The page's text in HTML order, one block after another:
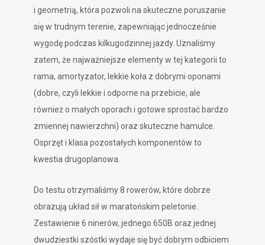
i geometrią, która pozwoli na skuteczne poruszanie
się w trudnym terenie, zapewniając jednocześnie
wygodę podczas kilkugodzinnej jazdy. Uznaliśmy
zatem, że najważniejsze elementy w tej kategorii to
rama, amortyzator, lekkie koła z dobrymi oponami
(dobre, czyli lekkie i odporne na przebicie, ale
również o małych oporach i gotowe sprostać bardzo
zmiennej nawierzchni) oraz skuteczne hamulce.
Osprzęt i klasa pozostałych komponentów to
kwestia drugoplanowa.
Do testu otrzymaliśmy 8 rowerów, które dobrze
obrazują układ sił w maratońskim peletonie.
Zestawienie 6 ninerów, jednego 650B oraz jednej
dwudziestki szóstki wydaje się być dobrym odbiciem